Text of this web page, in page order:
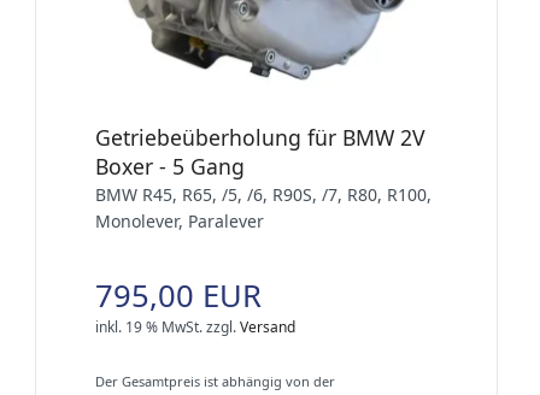
Getriebeüberholung für BMW 2V
Boxer - 5 Gang
BMW R45, R65, /5, /6, R90S, /7, R80, R100,
Monolever, Paralever
795,00 EUR
inkl. 19 % MwSt.zzgl.Versand
Der Gesamtpreis ist abhängig von der